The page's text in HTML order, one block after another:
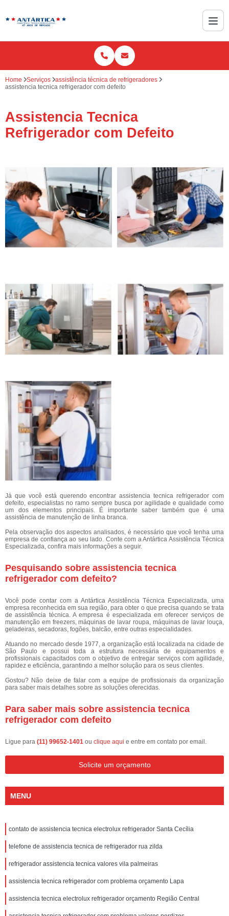
Home Serviços
assistência técnica de refrigeradores
assistencia tecnica refrigerador com defeito
Assistencia Tecnica
Refrigerador com Defeito
Já que você está querendo encontrar assistencia tecnica refrigerador com
defeito, especialistas no ramo sempre busca por agilidade e qualidade como
um dos elementos principais. É importante saber também que é uma
assistência de manutenção de linha branca.
Pela observação dos aspectos analisados, é necessário que você tenha uma
empresa de confiança ao seu lado. Conte com a Antártica Assistência Técnica
Especializada, confira mais informações a seguir.
Pesquisando sobre assistencia tecnica
refrigerador com defeito?
Você pode contar com a Antártica Assistência Técnica Especializada, uma
empresa reconhecida em sua região, para obter o que precisa quando se trata
de assistência técnica. A empresa é especializada em oferecer serviços de
manutenção em freezers, máquinas de lavar roupa, máquinas de lavar louça,
geladeiras, secadoras, fogões, balcão, entre outras especialidades.
Atuando no mercado desde 1977, a organização está localizada na cidade de
São Paulo e possui toda a estrutura necessária de equipamentos e
profissionais capacitados com o objetivo de entregar serviços com agilidade,
rapidez e eficiência, garantindo a melhor solução para os seus clientes.
Gostou? Não deixe de falar com a equipe de profissionais da organização
para saber mais detalhes sobre as soluções oferecidas.
Para saber mais sobre assistencia tecnica
refrigerador com defeito
Ligue para (11) 99652-1401 ou clique aqui e entre em contato por email.
Solicite um orçamento
MENU
contato de assistencia tecnica electrolux refrigerador Santa Cecília
telefone de assistencia tecnica de refrigerador rua zilda
refrigerador assistencia tecnica valores vila palmeiras
assistencia tecnica refrigerador com problema orçamento Lapa
assistencia tecnica electrolux refrigerador orçamento Região Central